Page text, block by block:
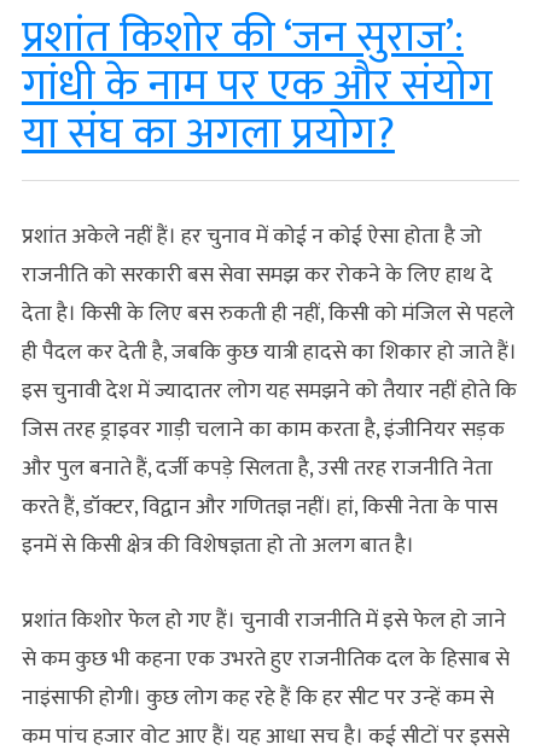
प्रशांत किशोर की ‘जन सुराज’:
गांधी के नाम पर एक और संयोग
या संघ का अगला प्रयोग?
प्रशांत अकेले नहीं हैं। हर चुनाव में कोई न कोई ऐसा होता है जो
राजनीति को सरकारी बस सेवा समझ कर रोकने के लिए हाथ दे
देता है। किसी के लिए बस रुकती ही नहीं, किसी को मंजिल से पहले
ही पैदल कर देती है, जबकि कुछ यात्री हादसे का शिकार हो जाते हैं।
इस चुनावी देश में ज्यादातर लोग यह समझने को तैयार नहीं होते कि
जिस तरह ड्राइवर गाड़ी चलाने का काम करता है, इंजीनियर सड़क
और पुल बनाते हैं, दर्जी कपड़े सिलता है, उसी तरह राजनीति नेता
करते हैं, डॉक्टर, विद्वान और गणितज्ञ नहीं। हां, किसी नेता के पास
इनमें से किसी क्षेत्र की विशेषज्ञता हो तो अलग बात है।
प्रशांत किशोर फेल हो गए हैं। चुनावी राजनीति में इसे फेल हो जाने
से कम कुछ भी कहना एक उभरते हुए राजनीतिक दल के हिसाब से
नाइंसाफी होगी। कुछ लोग कह रहे हैं कि हर सीट पर उन्‍हें कम से
कम पांच हजार वोट आए हैं। यह आधा सच है। कई सीटों पर इससे